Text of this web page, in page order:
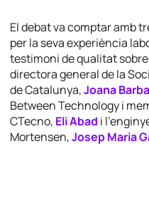
El debat va comptar amb
per la seva experiència
testimoni de qualitat
directora general de la
de Catalunya,Joana
Between Technology i
CTecno, Eli Abad i
Mortensen,Josep Maria